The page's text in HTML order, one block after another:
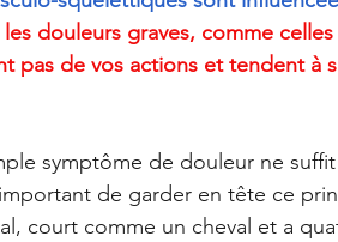
les douleurs graves, comme
pas de vos actions et tendent à
symptôme de douleur ne
de garder en tête ce
court comme un cheval et a